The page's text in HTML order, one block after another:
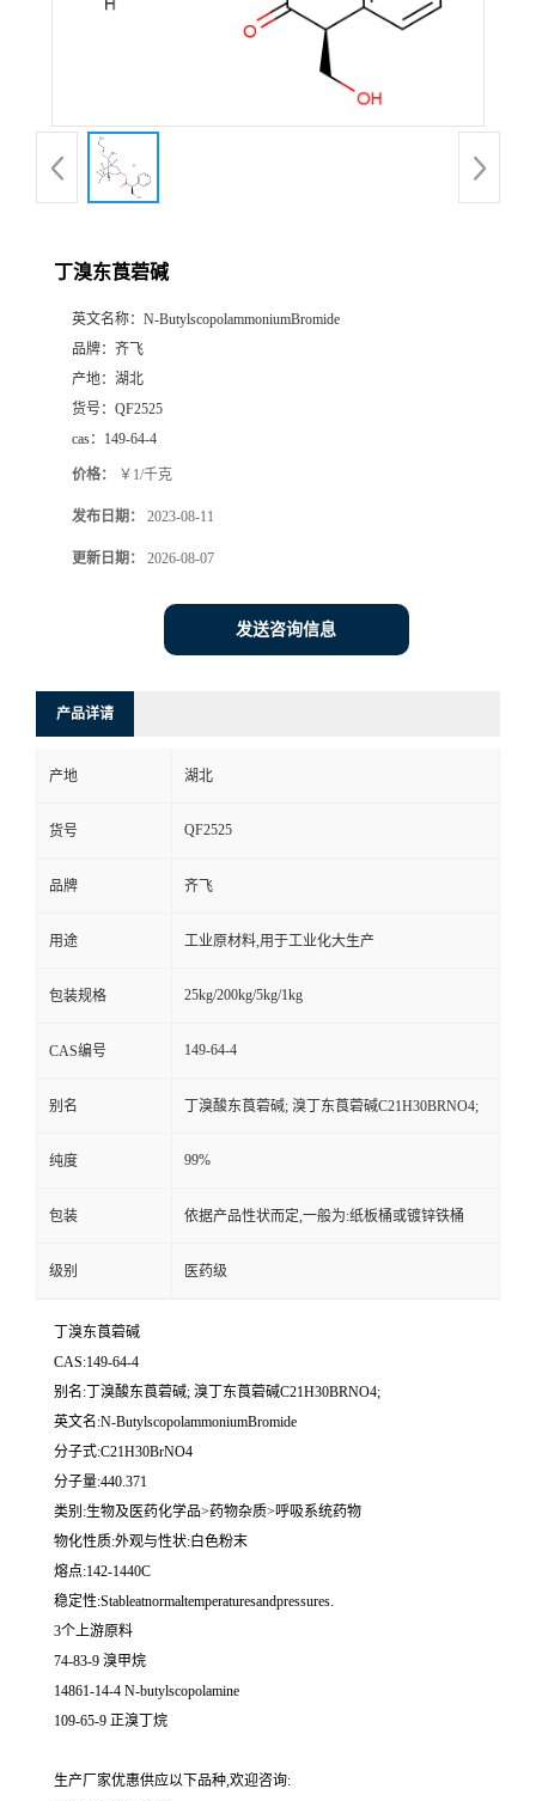
联
系
丁溴东莨菪碱
英文名称： N-ButylscopolammoniumBromide
品牌： 齐飞
产地： 湖北
货号： QF2525
cas： 149-64-4
价格： ￥1/千克
发布日期： 2023-08-11
更新日期： 2026-08-07
发送咨询信息
产品详请
产地 湖北
货号 QF2525
品牌 齐飞
用途 工业原材料,用于工业化大生产
包装规格 25kg/200kg/5kg/1kg
CAS编号 149-64-4
别名 丁溴酸东莨菪碱; 溴丁东莨菪碱C21H30BRNO4;
纯度 99%
包装 依据产品性状而定,一般为:纸板桶或镀锌铁桶
级别 医药级
丁溴东莨菪碱
CAS:149-64-4
别名:丁溴酸东莨菪碱; 溴丁东莨菪碱C21H30BRNO4;
英文名:N-ButylscopolammoniumBromide
分子式:C21H30BrNO4
分子量:440.371
类别:生物及医药化学品>药物杂质>呼吸系统药物
物化性质:外观与性状:白色粉末
熔点:142-1440C
稳定性:Stableatnormaltemperaturesandpressures.
3个上游原料
74-83-9 溴甲烷
14861-14-4 N-butylscopolamine
109-65-9 正溴丁烷
生产厂家优惠供应以下品种,欢迎咨询: